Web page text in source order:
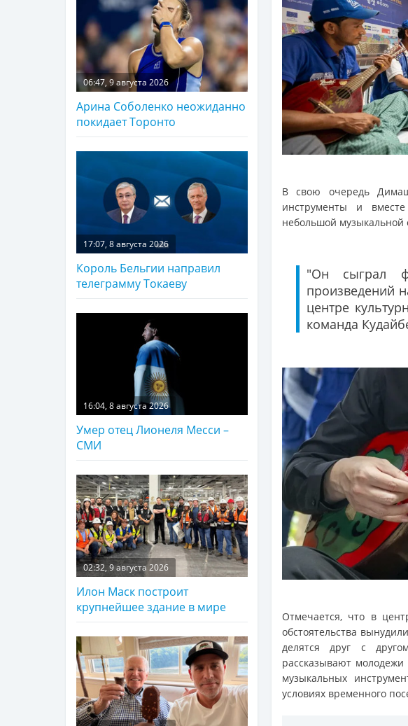
В свою очередь
инструменты и
небольшой музыкальной
"Он сыграл
произведений
центре
команда
Отмечается, что в
обстоятельства
делятся друг с
рассказывают
музыкальных
условиях временного
06:47, 9 августа 2026
Арина Соболенко неожиданно
покидает Торонто
17:07, 8 августа 2026
Король Бельгии направил
телеграмму Токаеву
16:04, 8 августа 2026
Умер отец Лионеля Месси –
СМИ
02:32, 9 августа 2026
Илон Маск построит
крупнейшее здание в мире